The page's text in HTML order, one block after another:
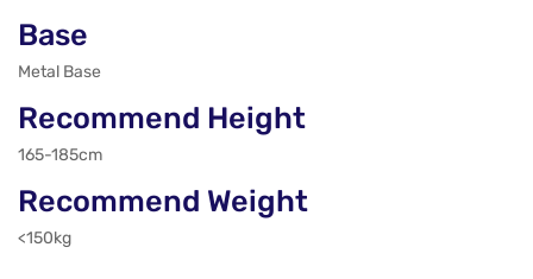
Base
Metal Base
Recommend Height
165-185cm
Recommend Weight
<150kg